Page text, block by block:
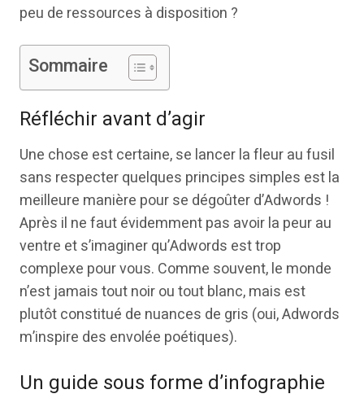
peu de ressources à disposition ?
Sommaire
Réfléchir avant d’agir
Une chose est certaine, se lancer la fleur au fusil
sans respecter quelques principes simples est la
meilleure manière pour se dégoûter d’Adwords !
Après il ne faut évidemment pas avoir la peur au
ventre et s’imaginer qu’Adwords est trop
complexe pour vous. Comme souvent, le monde
n’est jamais tout noir ou tout blanc, mais est
plutôt constitué de nuances de gris (oui, Adwords
m’inspire des envolée poétiques).
Un guide sous forme d’infographie